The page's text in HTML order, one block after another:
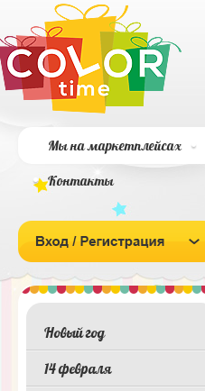
Мы на маркетплейсах
Контакты
Новый год
14 февраля